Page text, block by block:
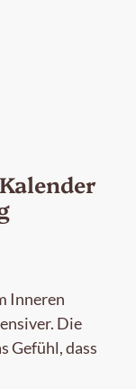
Inneren
Die
Gefühl, dass